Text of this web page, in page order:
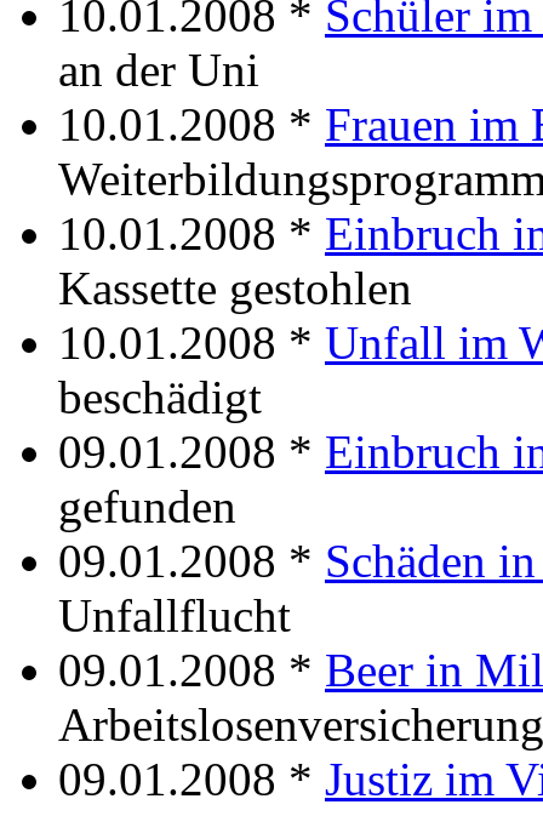
10.01.2008 * Schüler
an der Uni
10.01.2008 * Frauen im
10.01.2008 * Einbruch
Kassette gestohlen
10.01.2008 * Unfall im
beschädigt
09.01.2008 * Einbruch
gefunden
09.01.2008 * Schäden
Unfallflucht
09.01.2008 * Beer in
Arbeitslosenversicherung
09.01.2008 * Justiz im